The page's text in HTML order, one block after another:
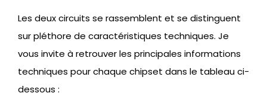
Les deux circuits se rassemblent et se distinguent
sur pléthore de caractéristiques techniques. Je
vous invite à retrouver les principales informations
techniques pour chaque chipset dans le tableau ci-
dessous :